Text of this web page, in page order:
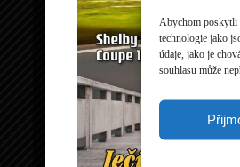
Abychom poskytli
technologie jako
údaje, jako je
souhlasu může